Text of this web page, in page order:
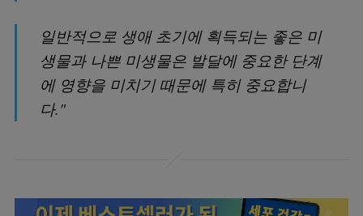
일반적으로 생애 초기에 획득되는 좋은 미
생물과 나쁜 미생물은 발달에 중요한 단계
에 영향을 미치기 때문에 특히 중요합니
다."